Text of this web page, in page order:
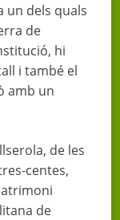
un dels quals
de
hi
i també el
amb un
de les
centes,
de